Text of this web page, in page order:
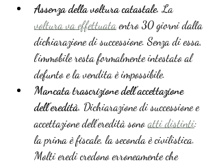
Assenza della voltura catastale. La
voltura va effettuata entro 30 giorni dalla
dichiarazione di successione. Senza di essa,
l’immobile resta formalmente intestato al
defunto e la vendita è impossibile.
Mancata trascrizione dell’accettazione
dell’eredità. Dichiarazione di successione e
accettazione dell’eredità sono atti distinti:
la prima è fiscale, la seconda è civilistica.
Molti eredi credono erroneamente che